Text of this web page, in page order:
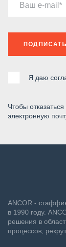
Ваш e-mail
Я даю
Чтобы
электронную
ANCOR -
в 1990 году.
решения в
процессов,